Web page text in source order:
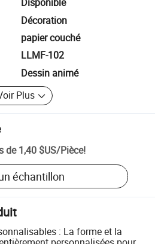
Décoration
papier couché
LLMF-102
Dessin animé
Plus
de 1,40 $US/Pièce!
échantillon
: La forme et la